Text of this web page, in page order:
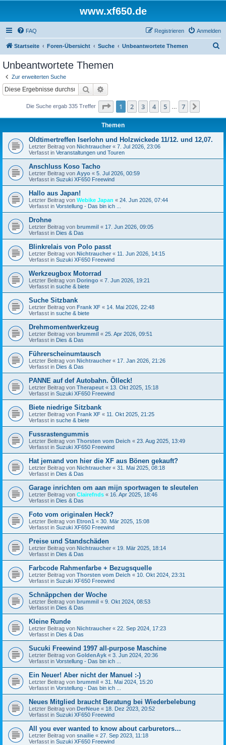
www.xf650.de
FAQ Anmelden
Registrieren
Startseite Foren-Übersicht Suche Unbeantwortete Themen
Unbeantwortete Themen
Zur erweiterten Suche
Suche
Die Suche ergab 335 Treffer Seite 1von
1 2 3 4 5 7
Themen
Oldtimertreffen Iserlohn und Holzwickede 11/12. und 12,07.
Letzter Beitrag von Nichtraucher « 7. Jul 2026, 23:06
Verfasst in Veranstaltungen und Touren
Anschluss Koso Tacho
Letzter Beitrag von Ayyo « 5. Jul 2026, 00:59
Verfasst in Suzuki XF650 Freewind
Hallo aus Japan!
Letzter Beitrag von Webike Japan « 24. Jun 2026, 07:44
Verfasst in Vorstellung - Das bin ich ...
Drohne
Letzter Beitrag von brummil « 17. Jun 2026, 09:05
Verfasst in Dies & Das
Blinkrelais von Polo passt
Letzter Beitrag von Nichtraucher « 11. Jun 2026, 14:15
Verfasst in Suzuki XF650 Freewind
Werkzeugbox Motorrad
Letzter Beitrag von Doringo « 7. Jun 2026, 19:21
Verfasst in suche & biete
Suche Sitzbank
Letzter Beitrag von Frank XF « 14. Mai 2026, 22:48
Verfasst in suche & biete
Drehmomentwerkzeug
Letzter Beitrag von brummil « 25. Apr 2026, 09:51
Verfasst in Dies & Das
Führerscheinumtausch
Letzter Beitrag von Nichtraucher « 17. Jan 2026, 21:26
Verfasst in Dies & Das
PANNE auf def Autobahn. Ölleck!
Letzter Beitrag von Therapeut « 13. Okt 2025, 15:18
Verfasst in Suzuki XF650 Freewind
Biete niedrige Sitzbank
Letzter Beitrag von Frank XF « 11. Okt 2025, 21:25
Verfasst in suche & biete
Fussrastengummis
Letzter Beitrag von Thorsten vom Deich « 23. Aug 2025, 13:49
Verfasst in Suzuki XF650 Freewind
Hat jemand von hier die XF aus Bönen gekauft?
Letzter Beitrag von Nichtraucher « 31. Mai 2025, 08:18
Verfasst in Dies & Das
Garage inrichten om aan mijn sportwagen te sleutelen
Letzter Beitrag von Clairefnds « 16. Apr 2025, 18:46
Verfasst in Dies & Das
Foto vom originalen Heck?
Letzter Beitrag von Etron1 « 30. Mär 2025, 15:08
Verfasst in Suzuki XF650 Freewind
Preise und Standschäden
Letzter Beitrag von Nichtraucher « 19. Mär 2025, 18:14
Verfasst in Dies & Das
Farbcode Rahmenfarbe + Bezugsquelle
Letzter Beitrag von Thorsten vom Deich « 10. Okt 2024, 23:31
Verfasst in Suzuki XF650 Freewind
Schnäppchen der Woche
Letzter Beitrag von brummil « 9. Okt 2024, 08:53
Verfasst in Dies & Das
Kleine Runde
Letzter Beitrag von Nichtraucher « 22. Sep 2024, 17:23
Verfasst in Dies & Das
Sucuki Freewind 1997 all-purpose Maschine
Letzter Beitrag von GoldenAyk « 3. Jun 2024, 20:36
Verfasst in Vorstellung - Das bin ich ...
Ein Neuer! Aber nicht der Manuel :-)
Letzter Beitrag von brummil « 31. Mai 2024, 15:20
Verfasst in Vorstellung - Das bin ich ...
Neues Mitglied braucht Beratung bei Wiederbelebung
Letzter Beitrag von DerNeue « 18. Dez 2023, 20:52
Verfasst in Suzuki XF650 Freewind
All you ever wanted to know about carburetors…
Letzter Beitrag von snailie « 27. Sep 2023, 11:18
Verfasst in Suzuki XF650 Freewind